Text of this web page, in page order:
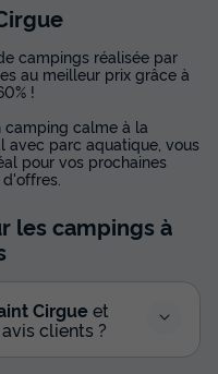
campings réalisée par
au meilleur prix grâce à
!
camping calme à la
avec parc aquatique, vous
pour vos prochaines
les campings à
Cirgue et
clients ?